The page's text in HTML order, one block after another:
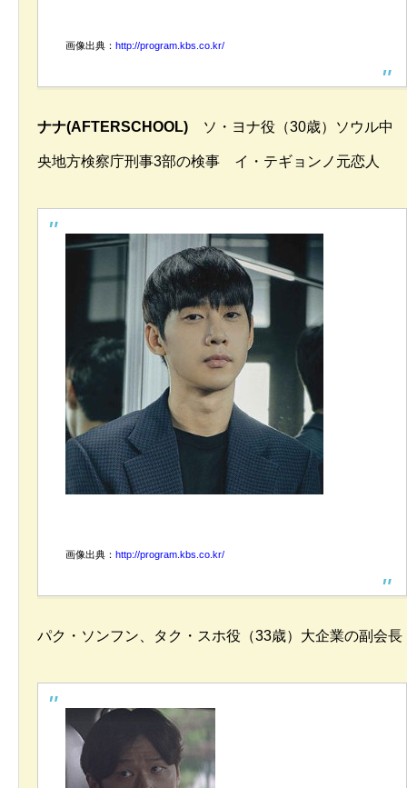
画像出典： http://program.kbs.co.kr/
ナナ(AFTERSCHOOL) ソ・ヨナ役（30歳）ソウル中
央地方検察庁刑事3部の検事 イ・テギョンノ元恋人
画像出典： http://program.kbs.co.kr/
パク・ソンフン、タク・スホ役（33歳）大企業の副会長